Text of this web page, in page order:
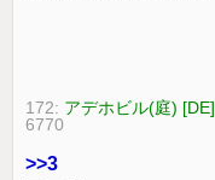
172: アデホビル(庭) [DE]
6770
>>3